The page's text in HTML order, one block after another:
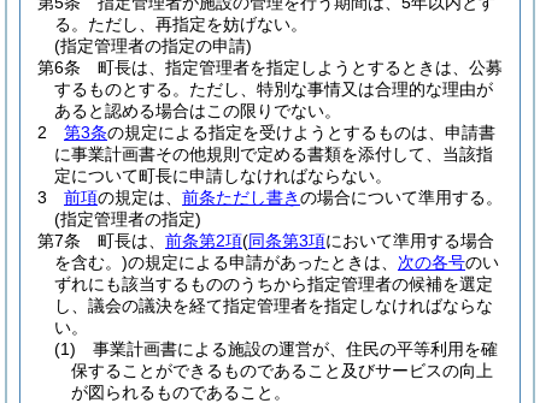
る。 ただし、再指定を妨げない。
(指定管理者の指定の申請)
第6条
町長は、指定管理者を指定しようとするときは、公募
するものとする。 ただし、特別な事情又は合理的な理由が
あると認める場合はこの限りでない。
2
第3条の規定による指定を受けようとするものは、申請書
に事業計画書その他規則で定める書類を添付して、当該指
定について町長に申請しなければならない。
3
前項の規定は、 前条ただし書きの場合について準用する。
(指定管理者の指定)
第7条
町長は、 前条第2項(同条第3項において準用する場合
を含む。)の規定による申請があったときは、 次の各号のい
ずれにも該当するもののうちから指定管理者の候補を選定
し、議会の議決を経て指定管理者を指定しなければならな
い。
(1)
事業計画書による施設の運営が、住民の平等利用を確
保することができるものであること及びサービスの向上
が図られるものであること。